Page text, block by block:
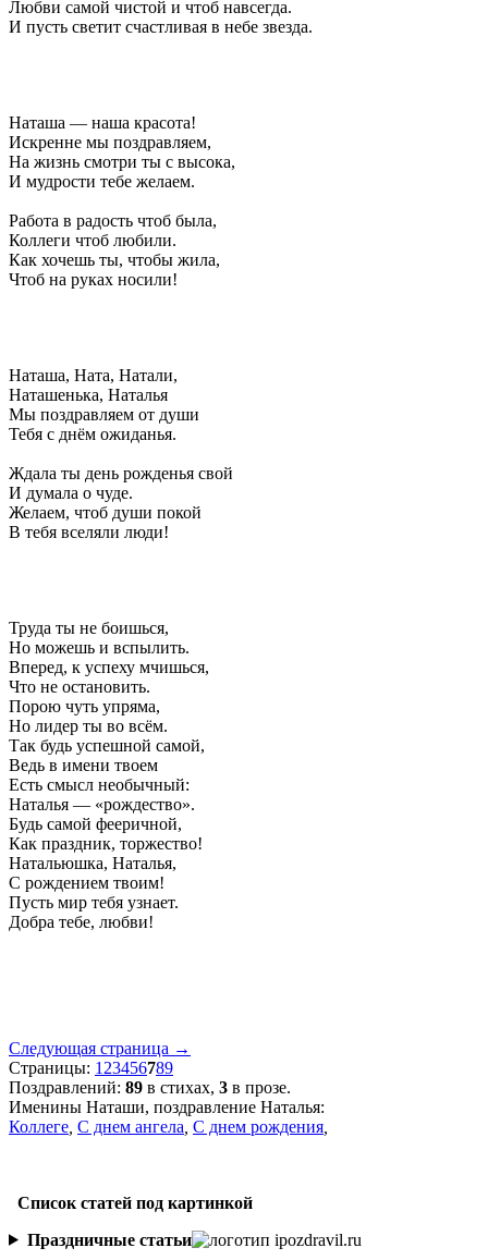
Любви самой чистой и чтоб навсегда.
И пусть светит счастливая в небе звезда.
Наташа — наша красота!
Искренне мы поздравляем,
На жизнь смотри ты с высока,
И мудрости тебе желаем.
Работа в радость чтоб была,
Коллеги чтоб любили.
Как хочешь ты, чтобы жила,
Чтоб на руках носили!
Наташа, Ната, Натали,
Наташенька, Наталья
Мы поздравляем от души
Тебя с днём ожиданья.
Ждала ты день рожденья свой
И думала о чуде.
Желаем, чтоб души покой
В тебя вселяли люди!
Труда ты не боишься,
Но можешь и вспылить.
Вперед, к успеху мчишься,
Что не остановить.
Порою чуть упряма,
Но лидер ты во всём.
Так будь успешной самой,
Ведь в имени твоем
Есть смысл необычный:
Наталья — «рождество».
Будь самой фееричной,
Как праздник, торжество!
Натальюшка, Наталья,
С рождением твоим!
Пусть мир тебя узнает.
Добра тебе, любви!
Следующая страница →
Страницы: 1 23456789
Поздравлений: 89 в стихах, 3 в прозе.
Именины Наташи, поздравление Наталья:
Коллеге С днем ангела С днем рождения
Список статей под картинкой
Праздничные статьи